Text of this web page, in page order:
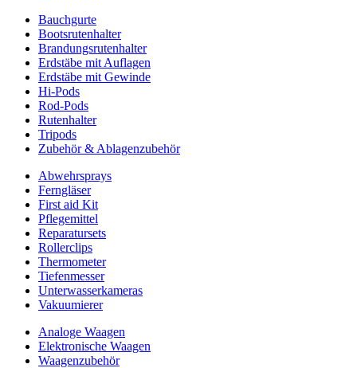
Bauchgurte
Bootsrutenhalter
Brandungsrutenhalter
Erdstäbe mit Auflagen
Erdstäbe mit Gewinde
Hi-Pods
Rod-Pods
Rutenhalter
Tripods
Zubehör & Ablagenzubehör
Abwehrsprays
Ferngläser
First aid Kit
Pflegemittel
Reparatursets
Rollerclips
Thermometer
Tiefenmesser
Unterwasserkameras
Vakuumierer
Analoge Waagen
Elektronische Waagen
Waagenzubehör